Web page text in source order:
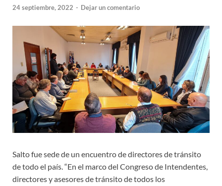
24 septiembre, 2022 - Dejar un comentario
Salto fue sede de un encuentro de directores de tránsito
de todo el país. “En el marco del Congreso de Intendentes,
directores y asesores de tránsito de todos los